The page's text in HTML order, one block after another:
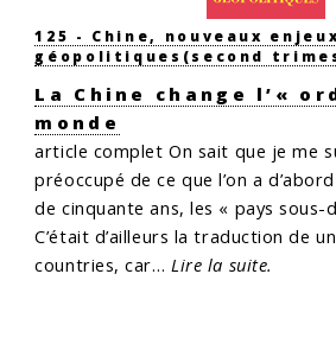
125 - Chine, nouveaux enjeux
géopolitiques (second
La Chine change l’«
monde
article completOn sait que je me
préoccupé de ce que l’on a
de cinquante ans, les « pays sous-
C’était d’ailleurs la traduction de
countries, car…Lire la suite.